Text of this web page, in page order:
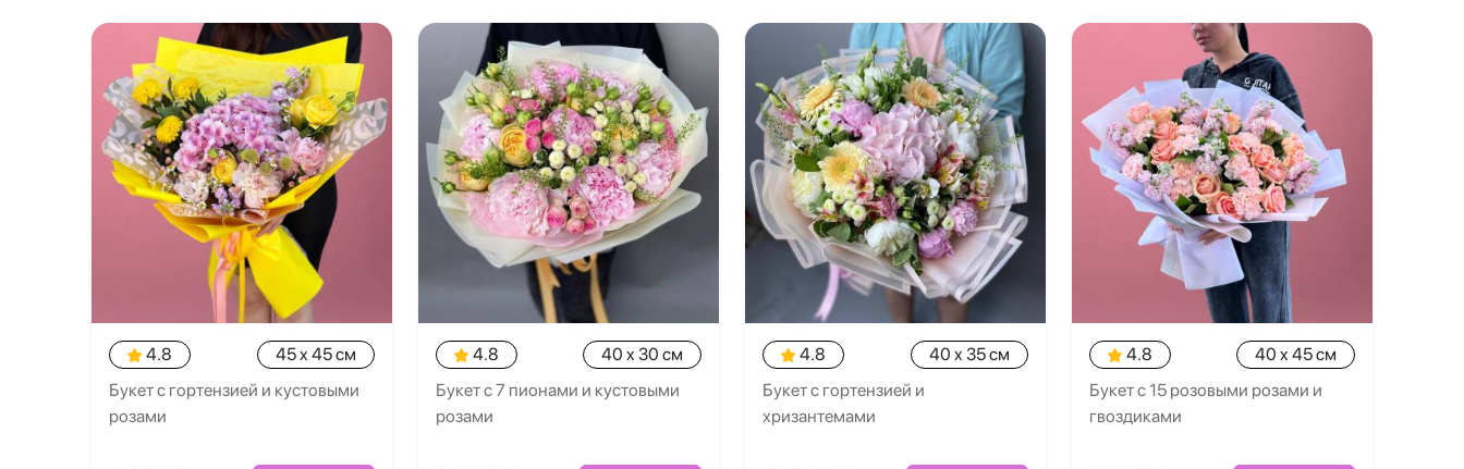
4.8
45 x 45 см
Букет с гортензией и кустовыми
розами
4.8
40 x 30 см
Букет с 7 пионами и кустовыми
розами
4.8
40 x 35 см
Букет с гортензией и
хризантемами
4.8
40 x 45 см
Букет с 15 розовыми розами и
гвоздиками